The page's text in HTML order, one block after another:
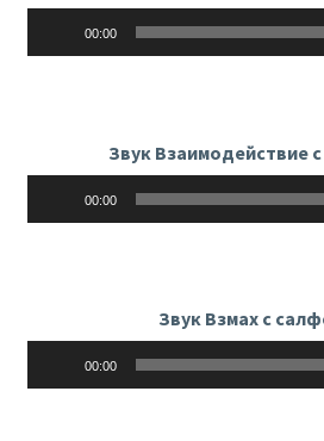
00:00
Звук Взаимодействие
00:00
Звук Взмах с
00:00